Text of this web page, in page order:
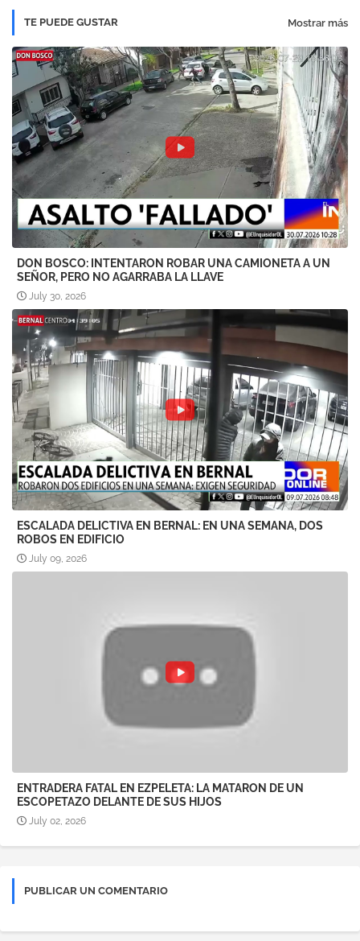
TE PUEDE GUSTAR Mostrar más
DON BOSCO: INTENTARON ROBAR UNA CAMIONETA A UN
SEÑOR, PERO NO AGARRABA LA LLAVE
July 30, 2026
ESCALADA DELICTIVA EN BERNAL: EN UNA SEMANA, DOS
ROBOS EN EDIFICIO
July 09, 2026
ENTRADERA FATAL EN EZPELETA: LA MATARON DE UN
ESCOPETAZO DELANTE DE SUS HIJOS
July 02, 2026
PUBLICAR UN COMENTARIO